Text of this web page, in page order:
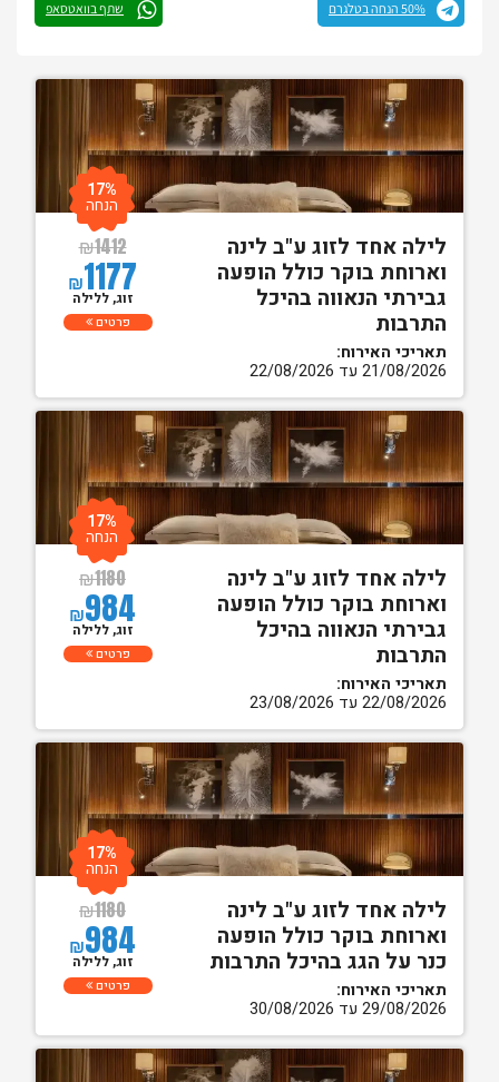
50% הנחה בטלגרם שתף בוואטסאפ
לילה אחד לזוג ע"ב לינה
וארוחת בוקר כולל הופעה
גבירתי הנאווה בהיכל
התרבות
תאריכי האירוח:
21/08/2026 עד 22/08/2026
₪1412
₪1177
17%
הנחה
זוג, ללילה
פרטים
לילה אחד לזוג ע"ב לינה
וארוחת בוקר כולל הופעה
גבירתי הנאווה בהיכל
התרבות
תאריכי האירוח:
22/08/2026 עד 23/08/2026
₪1180
₪984
17%
הנחה
זוג, ללילה
פרטים
לילה אחד לזוג ע"ב לינה
וארוחת בוקר כולל הופעה
כנר על הגג בהיכל התרבות
תאריכי האירוח:
29/08/2026 עד 30/08/2026
₪1180
₪984
17%
הנחה
זוג, ללילה
פרטים